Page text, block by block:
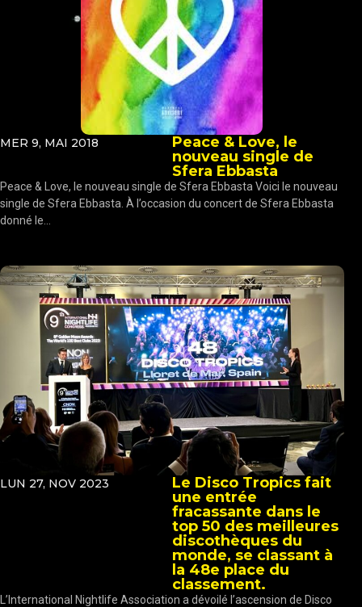
MER 9, MAI 2018
Peace & Love, le
nouveau single de
Sfera Ebbasta
Peace & Love, le nouveau single de Sfera Ebbasta Voici le nouveau
single de Sfera Ebbasta. À l’occasion du concert de Sfera Ebbasta
donné le...
LUN 27, NOV 2023
Le Disco Tropics fait
une entrée
fracassante dans le
top 50 des meilleures
discothèques du
monde, se classant à
la 48e place du
classement.
L’International Nightlife Association a dévoilé l’ascension de Disco